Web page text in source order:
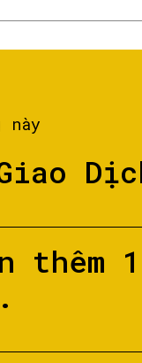
này
Giao
thêm